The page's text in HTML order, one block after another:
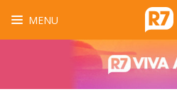
MENU